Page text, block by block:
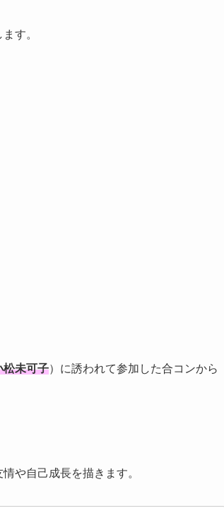
す。
松未可子）に誘われて参加した合コンから
や自己成長を描きます。